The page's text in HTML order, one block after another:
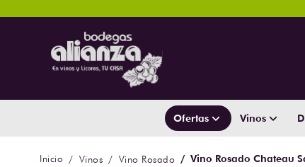
Ofertas Vinos
Vinos Vino Rosado Vino Rosado Chateau